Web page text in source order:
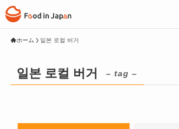
ホーム 일본 로컬 버거
일본 로컬 버거 – tag –